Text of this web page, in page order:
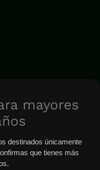
mayores
destinados únicamente
que tienes más